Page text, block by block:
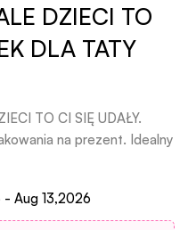
DZIECI TO
DLA TATY
TO CI SIĘ UDAŁY.
na prezent. Idealny
- Aug 13,2026